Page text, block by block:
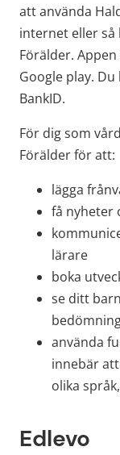
att använda
internet eller så
Förälder.
Google play.
BankID.
För dig som
Förälder för att:
lägga
få nyheter
lärare
boka
se ditt
använda
innebär
olika
Edlevo